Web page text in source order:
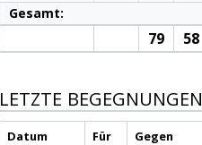
Gesamt:
79 58
LETZTE BEGEGNUNGEN
Datum Für Gegen